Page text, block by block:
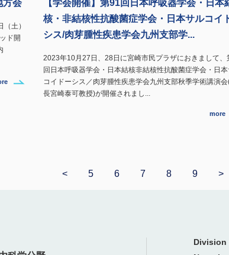
方会
土）
ド開
【学会開催】第91回日本呼吸器学会・日本
核・非結核性抗酸菌症学会・日本サルコイ
シス/肉芽腫性疾患学会九州支部学...
2023年10月27日、28日に宮崎市民プラザにおきまして、
回日本呼吸器学会・日本結核非結核性抗酸菌症学会・日
コイドーシス／肉芽腫性疾患学会九州支部秋季学術講演
長宮崎泰可教授)が開催されまし...
more
< 5 6 7 8 9 >
Division